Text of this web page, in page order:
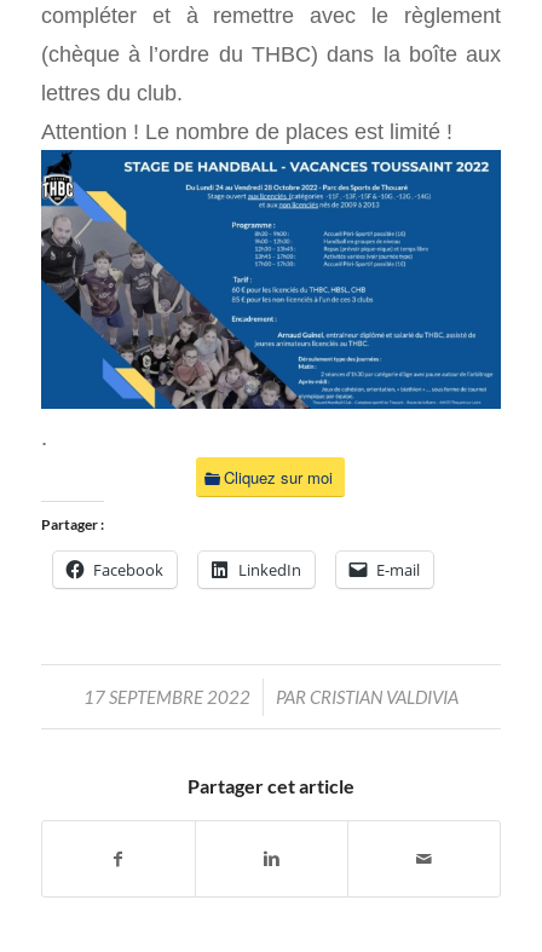
compléter et à remettre avec le règlement
(chèque à l’ordre du THBC) dans la boîte aux
lettres du club.
Attention ! Le nombre de places est limité !
.
Cliquez sur moi
Partager :
Facebook LinkedIn E-mail
17 SEPTEMBRE 2022
/ PARCRISTIAN VALDIVIA
Partager cet article